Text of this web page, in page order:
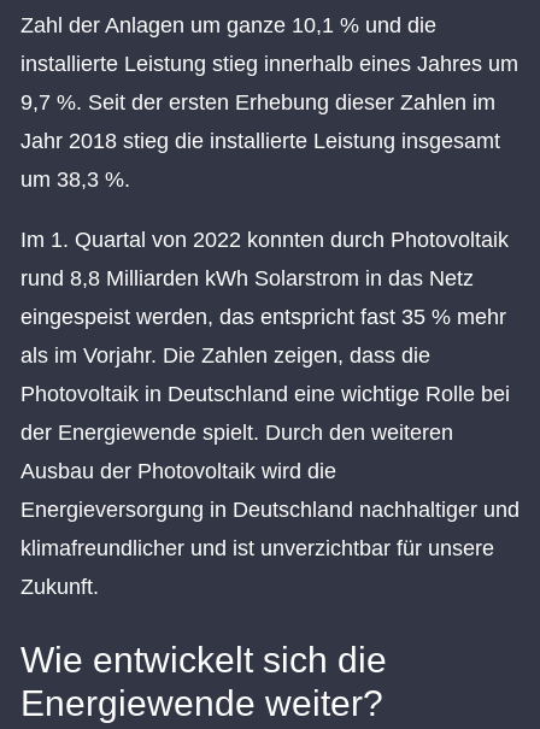
Zahl der Anlagen um ganze 10,1 % und die
installierte Leistung stieg innerhalb eines Jahres um
9,7 %. Seit der ersten Erhebung dieser Zahlen im
Jahr 2018 stieg die installierte Leistung insgesamt
um 38,3 %.
Im 1. Quartal von 2022 konnten durch Photovoltaik
rund 8,8 Milliarden kWh Solarstrom in das Netz
eingespeist werden, das entspricht fast 35 % mehr
als im Vorjahr. Die Zahlen zeigen, dass die
Photovoltaik in Deutschland eine wichtige Rolle bei
der Energiewende spielt. Durch den weiteren
Ausbau der Photovoltaik wird die
Energieversorgung in Deutschland nachhaltiger und
klimafreundlicher und ist unverzichtbar für unsere
Zukunft.
Wie entwickelt sich die
Energiewende weiter?